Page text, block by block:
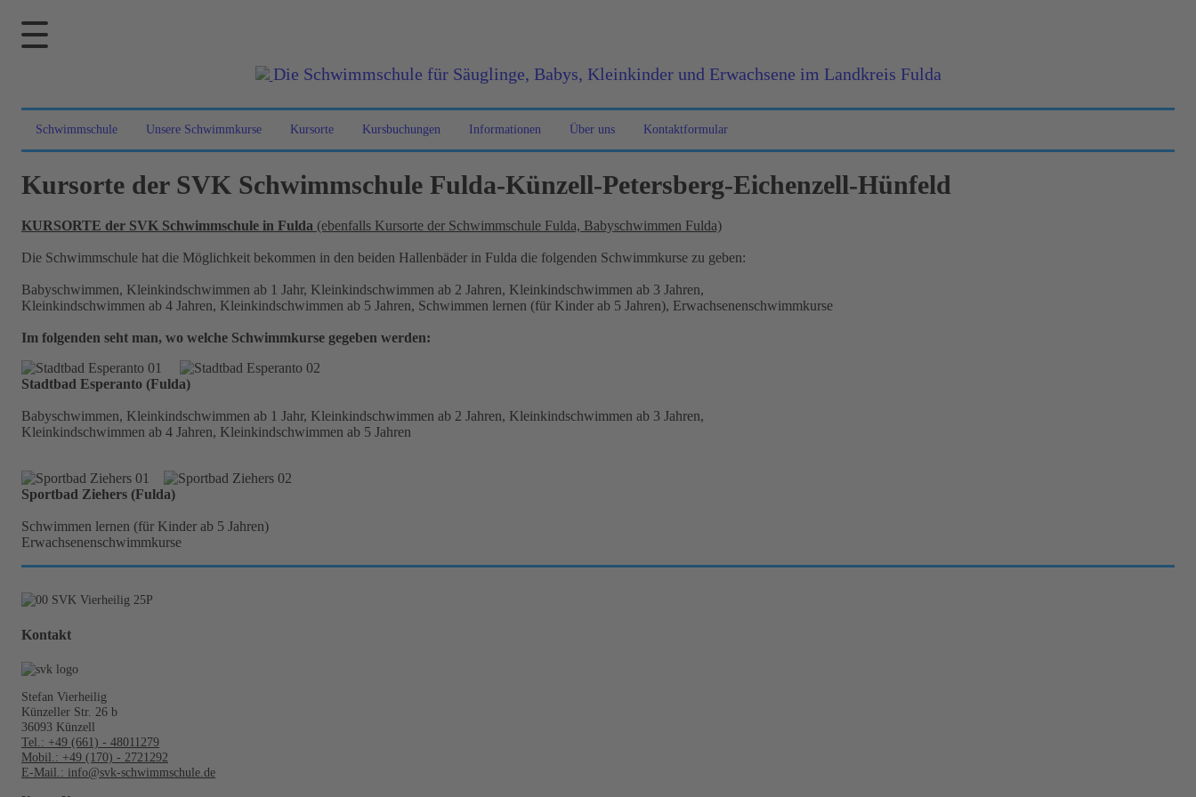
Die Schwimmschule für Säuglinge, Babys, Kleinkinder und Erwachsene im Landkreis Fulda
Schwimmschule Unsere Schwimmkurse Kursorte Kursbuchungen Informationen Über uns Kontaktformular
Kursorte der SVK Schwimmschule Fulda-Künzell-Petersberg-Eichenzell-Hünfeld
KURSORTE der SVK Schwimmschule in Fulda (ebenfalls Kursorte der Schwimmschule Fulda, Babyschwimmen Fulda)
Die Schwimmschule hat die Möglichkeit bekommen in den beiden Hallenbäder in Fulda die folgenden Schwimmkurse zu geben:
Babyschwimmen, Kleinkindschwimmen ab 1 Jahr, Kleinkindschwimmen ab 2 Jahren, Kleinkindschwimmen ab 3 Jahren,
Kleinkindschwimmen ab 4 Jahren, Kleinkindschwimmen ab 5 Jahren, Schwimmen lernen (für Kinder ab 5 Jahren), Erwachsenenschwimmkurse
Im folgenden seht man, wo welche Schwimmkurse gegeben werden:
Stadtbad Esperanto (Fulda)
Babyschwimmen, Kleinkindschwimmen ab 1 Jahr, Kleinkindschwimmen ab 2 Jahren, Kleinkindschwimmen ab 3 Jahren,
Kleinkindschwimmen ab 4 Jahren, Kleinkindschwimmen ab 5 Jahren
Sportbad Ziehers (Fulda)
Schwimmen lernen (für Kinder ab 5 Jahren)
Erwachsenenschwimmkurse
Kontakt
Stefan Vierheilig
Künzeller Str. 26 b
36093 Künzell
Tel.: +49 (661) - 48011279
Mobil.: +49 (170) - 2721292
E-Mail.: info@svk-schwimmschule.de